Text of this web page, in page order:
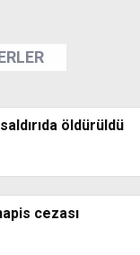
öldürüldü
cezası